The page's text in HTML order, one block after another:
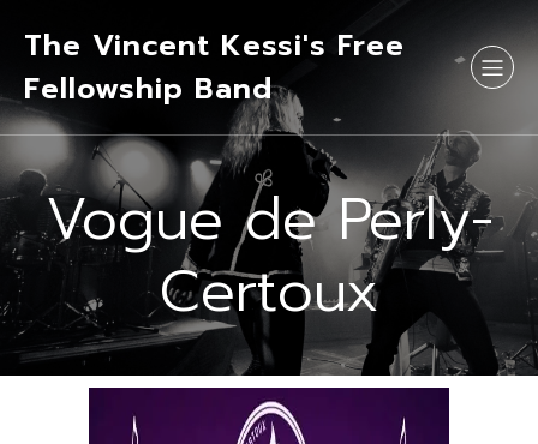
The Vincent Kessi's Free
Fellowship Band
Vogue de Perly-
Certoux